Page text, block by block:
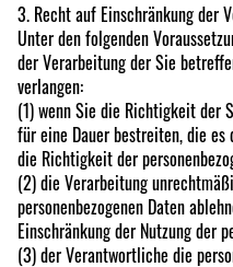
3. Recht auf Einschränkung der
Unter den folgenden
der Verarbeitung der Sie
verlangen:
(1) wenn Sie die Richtigkeit der
für eine Dauer bestreiten, die
die Richtigkeit der
(2) die Verarbeitung
personenbezogenen Daten
Einschränkung der Nutzung der
(3) der Verantwortliche die